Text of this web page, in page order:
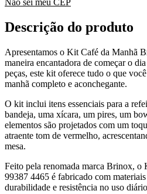
Não sei meu CEP
Descrição do produto
Apresentamos o Kit Café da Manhã
maneira encantadora de começar o
peças, este kit oferece tudo o que
manhã completo e aconchegante.
O kit inclui itens essenciais para a
bandeja, uma xícara, um pires, um
elementos são projetados com um
atraente tom de vermelho,
mesa.
Feito pela renomada marca Brinox,
99387 4465 é fabricado com
durabilidade e resistência no uso